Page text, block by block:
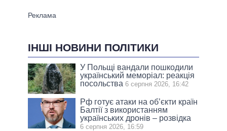
ІНШІ НОВИНИ ПОЛІТИКИ
У Польщі вандали пошкодили
український меморіал: реакція
посольства 6 серпня 2026, 16:42
Рф готує атаки на об’єкти країн
Балтії з використанням
українських дронів – розвідка
6 серпня 2026, 16:59